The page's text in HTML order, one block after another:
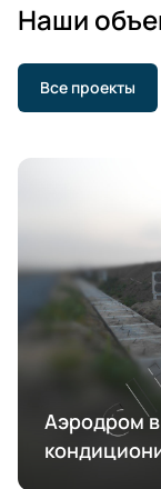
Наши
Все проекты
Аэродром